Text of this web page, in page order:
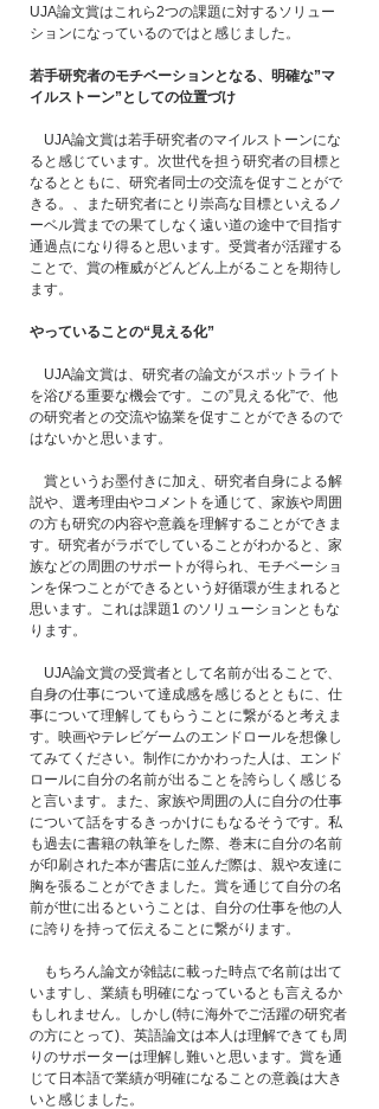
UJA論文賞はこれら2つの課題に対するソリュー
ションになっているのではと感じました。
若手研究者のモチベーションとなる、明確な”マ
イルストーン”としての位置づけ
UJA論文賞は若手研究者のマイルストーンにな
ると感じています。次世代を担う研究者の目標と
なるとともに、研究者同士の交流を促すことがで
きる。、また研究者にとり崇高な目標といえるノ
ーベル賞までの果てしなく遠い道の途中で目指す
通過点になり得ると思います。受賞者が活躍する
ことで、賞の権威がどんどん上がることを期待し
ます。
やっていることの“見える化”
UJA論文賞は、研究者の論文がスポットライト
を浴びる重要な機会です。この”見える化”で、他
の研究者との交流や協業を促すことができるので
はないかと思います。
賞というお墨付きに加え、研究者自身による解
説や、選考理由やコメントを通じて、家族や周囲
の方も研究の内容や意義を理解することができま
す。研究者がラボでしていることがわかると、家
族などの周囲のサポートが得られ、モチベーショ
ンを保つことができるという好循環が生まれると
思います。これは課題1 のソリューションともな
ります。
UJA論文賞の受賞者として名前が出ることで、
自身の仕事について達成感を感じるとともに、仕
事について理解してもらうことに繋がると考えま
す。映画やテレビゲームのエンドロールを想像し
てみてください。制作にかかわった人は、エンド
ロールに自分の名前が出ることを誇らしく感じる
と言います。また、家族や周囲の人に自分の仕事
について話をするきっかけにもなるそうです。私
も過去に書籍の執筆をした際、巻末に自分の名前
が印刷された本が書店に並んだ際は、親や友達に
胸を張ることができました。賞を通じて自分の名
前が世に出るということは、自分の仕事を他の人
に誇りを持って伝えることに繋がります。
もちろん論文が雑誌に載った時点で名前は出て
いますし、業績も明確になっているとも言えるか
もしれません。しかし(特に海外でご活躍の研究者
の方にとって)、英語論文は本人は理解できても周
りのサポーターは理解し難いと思います。賞を通
じて日本語で業績が明確になることの意義は大き
いと感じました。